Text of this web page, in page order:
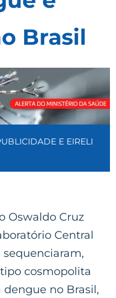
Brasil
E EIRELI
Oswaldo Cruz
Central
sequenciaram,
cosmopolita
no Brasil,